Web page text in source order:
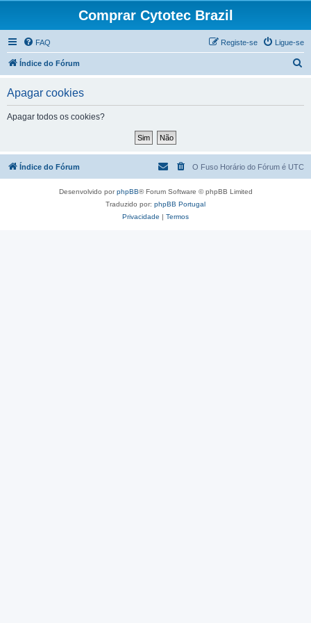
Comprar Cytotec Brazil
FAQ Ligue-se
Registe-se
Índice do Fórum
a
Apagar cookies
Apagar todos os cookies?
Índice do Fórum O Fuso Horário do Fórum é UTC
Desenvolvido porphpBB® Forum Software © phpBB Limited
Traduzido por: phpBB Portugal
Privacidade | Termos